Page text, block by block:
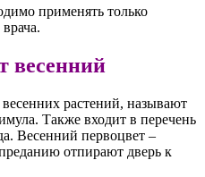
применять только
весенний
растений, называют
Также входит в перечень
Весенний первоцвет –
отпирают дверь к